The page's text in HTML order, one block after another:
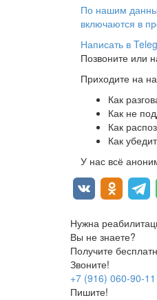
По нашим
включаются в
Написать в
Позвоните или
Приходите на
Как
Как не
Как
Как
У нас всё
Нужна
Вы не знаете?
Получите
Звоните!
+7 (916) 060-90-11
Пишите!